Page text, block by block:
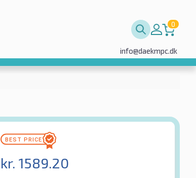
0
info@daekmpc.dk
kr. 1589.20